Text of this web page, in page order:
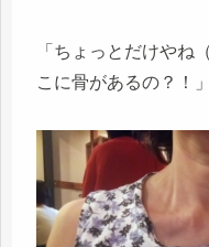
「ちょっとだけやね
こに骨があるの？！」